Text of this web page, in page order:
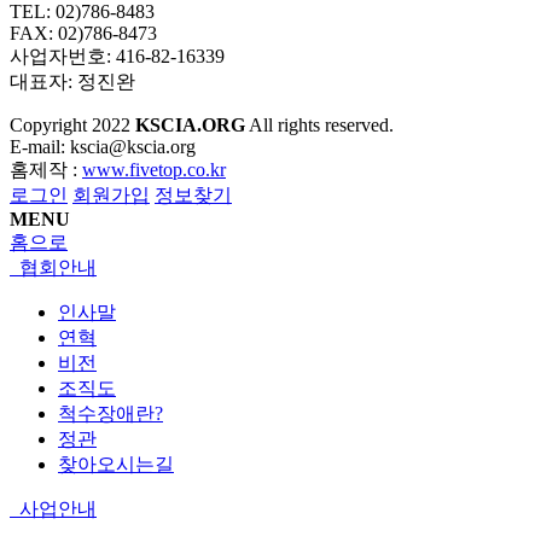
TEL: 02)786-8483
FAX: 02)786-8473
사업자번호: 416-82-16339
대표자: 정진완
Copyright 2022 KSCIA.ORG All rights reserved.
E-mail: kscia@kscia.org
홈제작 : www.fivetop.co.kr
로그인 회원가입 정보찾기
MENU
홈으로
협회안내
인사말
연혁
비전
조직도
척수장애란?
정관
찾아오시는길
사업안내